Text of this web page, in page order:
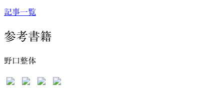
記事一覧
参考書籍
野口整体